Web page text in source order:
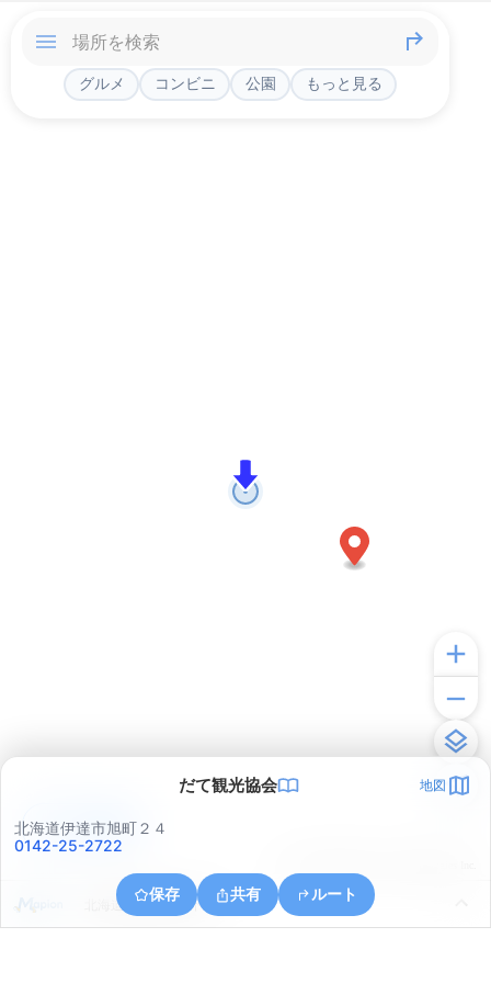
グルメ コンビニ 公園 もっと見る
だて観光協会 地図
北海道伊達市旭町２４
0142-25-2722
保存 共有 ルート
北海道伊達市館山下町
アプリで見る